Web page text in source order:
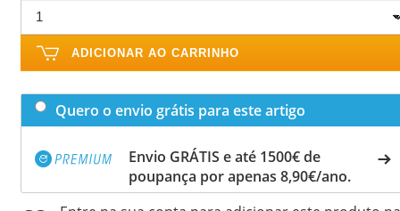
ADICIONAR AO CARRINHO
Quero o envio grátis para este artigo
Envio GRÁTIS e até 1500€ de
poupança por apenas 8,90€/ano.